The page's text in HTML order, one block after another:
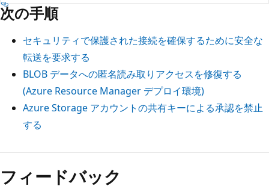
次の手順
セキュリティで保護された接続を確保するために安全な
転送を要求する
BLOB データへの匿名読み取りアクセスを修復する
(Azure Resource Manager デプロイ環境)
Azure Storage アカウントの共有キーによる承認を禁止
する
フィードバック